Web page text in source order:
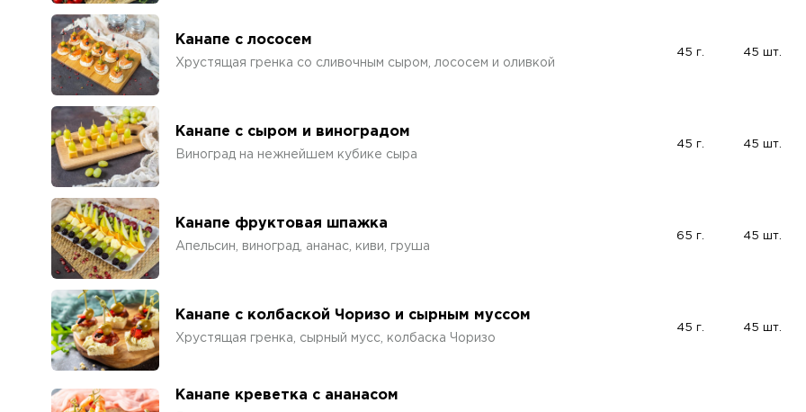
Канапе с лососем
Хрустящая гренка со сливочным сыром, лососем и оливкой
45 г. 45 шт.
Канапе с сыром и виноградом
Виноград на нежнейшем кубике сыра
45 г. 45 шт.
Канапе фруктовая шпажка
Апельсин, виноград, ананас, киви, груша
65 г. 45 шт.
Канапе с колбаской Чоризо и сырным муссом
Хрустящая гренка, сырный мусс, колбаска Чоризо
45 г. 45 шт.
Канапе креветка с ананасом